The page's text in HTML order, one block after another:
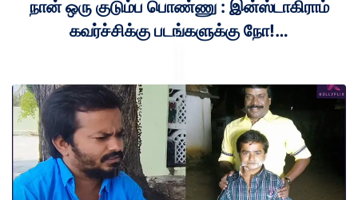
நான் ஒரு குடும்ப பொண்ணு : இன்ஸ்டாகிராம்
கவர்ச்சிக்கு படங்களுக்கு நோ!…